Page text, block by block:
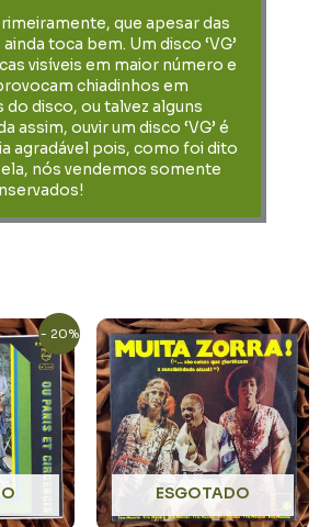
que apesar das
toca bem. Um disco ‘VG’
visíveis em maior número e
chiadinhos em
do disco, ou talvez alguns
assim, ouvir um disco ‘VG’ é
agradável pois, como foi dito
nós vendemos somente
- 20%
O
preço
atual
é:
R$780,00.
ESGOTADO